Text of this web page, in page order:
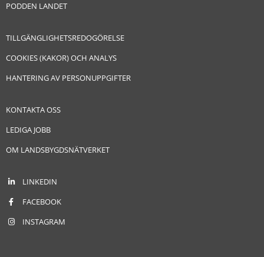
PODDEN LANDET
TILLGÄNGLIGHETSREDOGÖRELSE
COOKIES (KAKOR) OCH ANALYS
HANTERING AV PERSONUPPGIFTER
KONTAKTA OSS
LEDIGA JOBB
OM LANDSBYGDSNÄTVERKET
LINKEDIN
FACEBOOK
INSTAGRAM